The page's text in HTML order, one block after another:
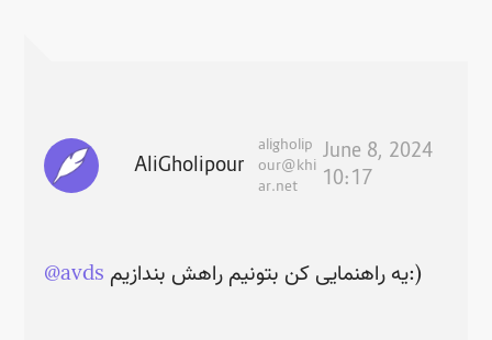
AliGholipour
aligholip
our@khi
ar.net
June 8, 2024
10:17
@avds یه راهنمایی کن بتونیم راهش بندازیم:)